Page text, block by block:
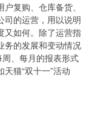
复购、仓库备货、
司的运营，用以说明
又如何。除了运营指
务的发展和变动情况
、每月的报表形式
猫“双十一”活动